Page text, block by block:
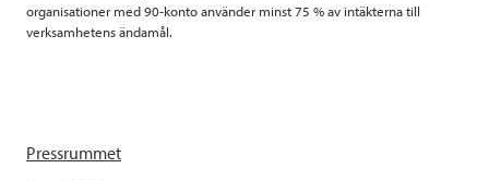
organisationer med 90-konto använder minst 75 % av intäkterna till
verksamhetens ändamål.
Pressrummet